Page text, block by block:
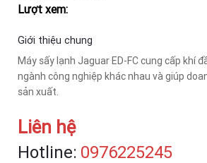
Lượt xem:
Giới thiệu chung
Máy sấy lạnh Jaguar ED-FC cung cấp khí
ngành công nghiệp khác nhau và giúp
sản xuất.
Liên hệ
Hotline: ‎0976225245